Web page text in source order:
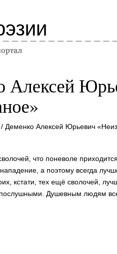
Алексей
/ Деменко Алексей Юрьевич
что поневоле
а поэтому всегда
кстати, тех ещё сволочей,
Душевным людям